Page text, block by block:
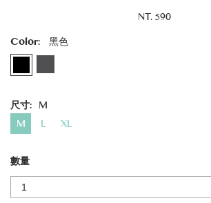
NT. 590
Color:
黑色
尺寸: M
M
L XL
數量